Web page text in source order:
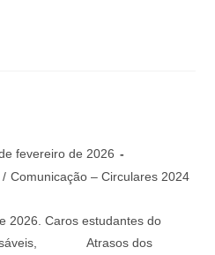
fevereiro de 2026
/ Comunicação – Circulares 2024
2026. Caros estudantes do
Atrasos dos